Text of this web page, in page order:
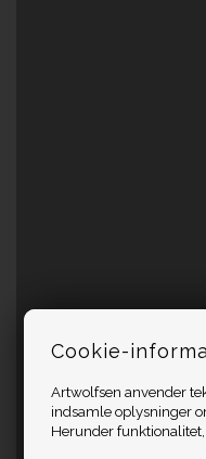
Cookie-
Artwolfsen anvender
indsamle oplysninger
Herunder